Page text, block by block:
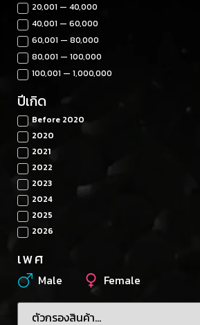
20,001 — 40,000
40,001 — 60,000
60,001 — 80,000
80,001 — 100,000
100,001 — 1,000,000
ปีเกิด
Before 2020
2020
2021
2022
2023
2024
2025
2026
เพศ
Male Female